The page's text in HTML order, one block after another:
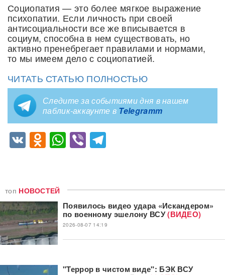
Социопатия — это более мягкое выражение
психопатии. Если личность при своей
антисоциальности все же вписывается в
социум, способна в нем существовать, но
активно пренебрегает правилами и нормами,
то мы имеем дело с социопатией.
ЧИТАТЬ СТАТЬЮ ПОЛНОСТЬЮ
Следите за событиями дня в нашем
паблик-аккаунте в Telegramm
VKOdnoklassniki
WhatsApp
Viber
топ НОВОСТЕЙ
Появилось видео удара «Искандером»
по военному эшелону ВСУ(ВИДЕО)
2026-08-07 14:19
"Террор в чистом виде": БЭК ВСУ